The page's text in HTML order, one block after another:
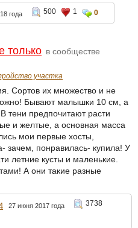
года 500 1 0
только в сообществе
участка
Сортов их множество и не
Бывают малышки 10 см, а
тени предпочитают расти
и желтые, а основная масса
мои первые хосты,
зачем, понравилась- купила! У
летние кусты и маленькие.
А они такие разные
27 июня 2017 года
3738